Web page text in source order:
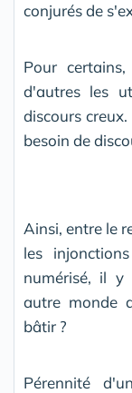
conjurés de
Pour
d'autres les
discours
besoin de
Ainsi, entre le
les
numérisé, il y
autre monde
bâtir ?
Pérennité